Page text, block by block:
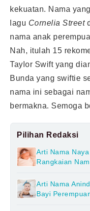
kekuatan. Nama
lagu Cornelia Street
nama anak
Nah, itulah 15
Taylor Swift yang
Bunda yang swiftie
nama ini sebagai
bermakna. Semoga
Pilihan Redaksi
Arti Nama
Rangkaian
Arti Nama
Bayi